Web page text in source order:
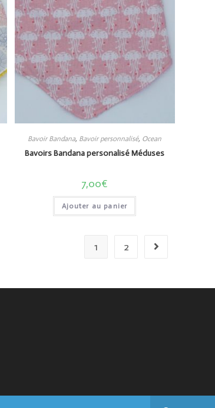
Bavoir Bandana, Bavoir personnalisé, Ocean
Bavoirs Bandana personalisé Méduses
7,00€
Ajouter au panier
1 2